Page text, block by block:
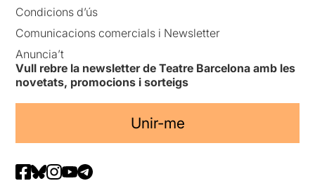
Condicions d’ús
Comunicacions comercials i Newsletter
Anuncia’t
Vull rebre la newsletter de Teatre Barcelona amb les
novetats, promocions i sorteigs
Unir-me